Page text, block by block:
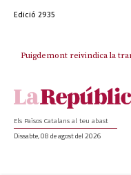
Edició 2935
Puigdemont reivindica la
Portugal acusa Espanya de
Els Països Catalans al teu abast
Dissabte, 08 de agost del 2026